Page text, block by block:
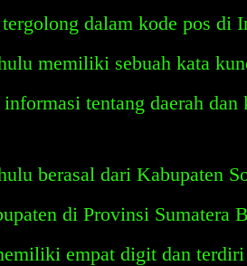
dalam kode pos di
memiliki sebuah kata
tentang daerah dan
berasal dari Kabupaten
di Provinsi Sumatera
empat digit dan